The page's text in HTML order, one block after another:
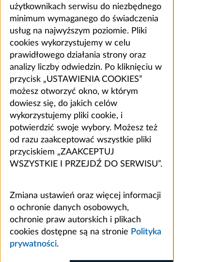
użytkownikach serwisu do niezbędnego
minimum wymaganego do świadczenia
usług na najwyższym poziomie. Pliki
cookies wykorzystujemy w celu
prawidłowego działania strony oraz
analizy liczby odwiedzin. Po kliknięciu w
przycisk „USTAWIENIA COOKIES”
możesz otworzyć okno, w którym
dowiesz się, do jakich celów
wykorzystujemy pliki cookie, i
potwierdzić swoje wybory. Możesz też
od razu zaakceptować wszystkie pliki
przyciskiem „ZAAKCEPTUJ
WSZYSTKIE I PRZEJDŹ DO SERWISU”.
Zmiana ustawień oraz więcej informacji
o ochronie danych osobowych,
ochronie praw autorskich i plikach
cookies dostępne są na stronie Polityka
prywatności.